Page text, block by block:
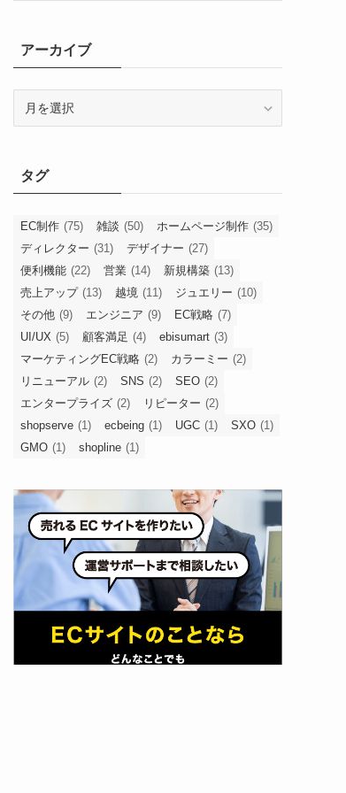
アーカイブ
ブタグ
EC制作 (75) 雑談 (50) ホームページ制作 (35)
ディレクター (31) デザイナー (27)
便利機能 (22) 営業 (14) 新規構築 (13)
売上アップ (13) 越境 (11) ジュエリー (10)
その他 (9) エンジニア (9) EC戦略 (7)
UI/UX (5) 顧客満足 (4) ebisumart (3)
マーケティングEC戦略 (2) カラーミー (2)
リニューアル (2) SNS (2) SEO (2)
エンタープライズ (2) リピーター (2)
shopserve (1) ecbeing (1) UGC (1) SXO (1)
GMO (1) shopline (1)